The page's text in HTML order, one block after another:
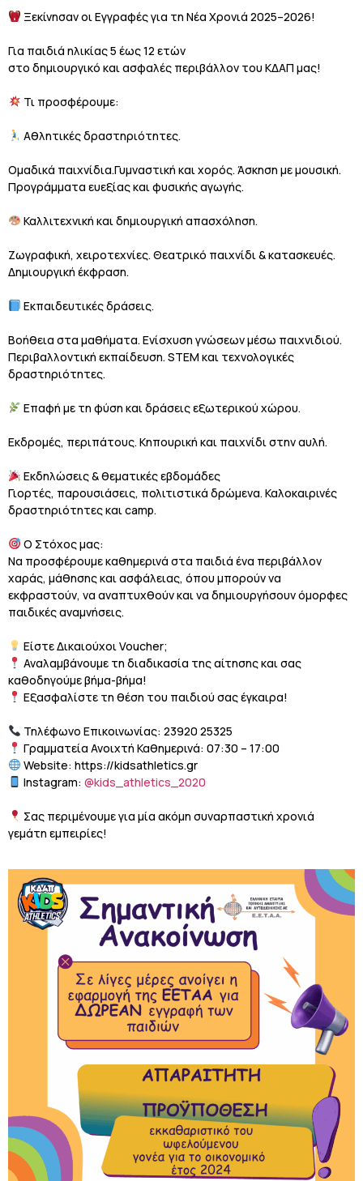
Ξεκίνησαν οι Εγγραφές για τη Νέα Χρονιά 2025–2026!
Για παιδιά ηλικίας 5 έως 12 ετών
στο δημιουργικό και ασφαλές περιβάλλον του ΚΔΑΠ μας!
Τι προσφέρουμε:
Αθλητικές δραστηριότητες.
Ομαδικά παιχνίδια.Γυμναστική και χορός. Άσκηση με μουσική.
Προγράμματα ευεξίας και φυσικής αγωγής.
Καλλιτεχνική και δημιουργική απασχόληση.
Ζωγραφική, χειροτεχνίες. Θεατρικό παιχνίδι & κατασκευές.
Δημιουργική έκφραση.
Εκπαιδευτικές δράσεις.
Βοήθεια στα μαθήματα. Ενίσχυση γνώσεων μέσω παιχνιδιού.
Περιβαλλοντική εκπαίδευση. STEM και τεχνολογικές
δραστηριότητες.
Επαφή με τη φύση και δράσεις εξωτερικού χώρου.
Εκδρομές, περιπάτους. Κηπουρική και παιχνίδι στην αυλή.
Εκδηλώσεις & θεματικές εβδομάδες
Γιορτές, παρουσιάσεις, πολιτιστικά δρώμενα. Καλοκαιρινές
δραστηριότητες και camp.
Ο Στόχος μας:
Να προσφέρουμε καθημερινά στα παιδιά ένα περιβάλλον
χαράς, μάθησης και ασφάλειας, όπου μπορούν να
εκφραστούν, να αναπτυχθούν και να δημιουργήσουν όμορφες
παιδικές αναμνήσεις.
Είστε Δικαιούχοι Voucher;
Αναλαμβάνουμε τη διαδικασία της αίτησης και σας
καθοδηγούμε βήμα-βήμα!
Εξασφαλίστε τη θέση του παιδιού σας έγκαιρα!
Τηλέφωνο Επικοινωνίας: 23920 25325
Γραμματεία Ανοιχτή Καθημερινά: 07:30 – 17:00
Website: https://kidsathletics.gr
Instagram: @kids_athletics_2020
Σας περιμένουμε για μία ακόμη συναρπαστική χρονιά
γεμάτη εμπειρίες!